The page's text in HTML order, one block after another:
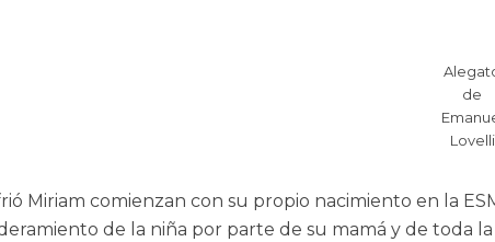
de
Lovelli
Miriam comienzan con su propio nacimiento en la
de la niña por parte de su mamá y de toda